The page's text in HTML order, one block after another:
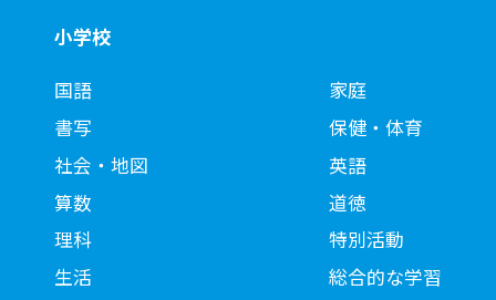
小学校
国語
書写
社会・地図
算数
理科
生活
家庭
保健・体育
英語
道徳
特別活動
総合的な学習